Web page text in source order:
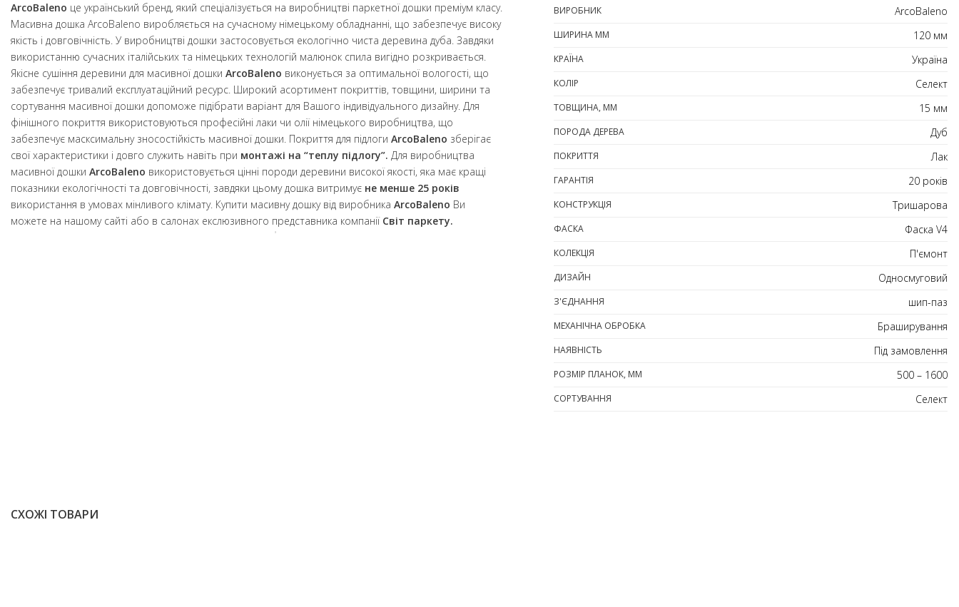
ArcoBaleno це український бренд, який спеціалізується на виробництві паркетної дошки преміум класу.
Масивна дошка ArcoBaleno виробляється на сучасному німецькому обладнанні, що забезпечує високу
якість і довговічність. У виробництві дошки застосовується екологічно чиста деревина дуба. Завдяки
використанню сучасних італійських та німецьких технологій малюнок спила вигідно розкривається.
Якісне сушіння деревини для масивної дошки ArcoBaleno виконується за оптимальної вологості, що
забезпечує тривалий експлуатаційний ресурс. Широкий асортимент покриттів, товщини, ширини та
сортування масивної дошки допоможе підібрати варіант для Вашого індивідуального дизайну. Для
фінішного покриття використовуються професійні лаки чи олії німецького виробництва, що
забезпечує масксимальну зносостійкість масивної дошки. Покриття для підлоги ArcoBaleno зберігає
свої характеристики і довго служить навіть при монтажі на “теплу підлогу”. Для виробництва
масивної дошки ArcoBaleno використовується цінні породи деревини високої якості, яка має кращі
показники екологічності та довговічності, завдяки цьому дошка витримує не менше 25 років
використання в умовах мінливого клімату. Купити масивну дошку від виробника ArcoBaleno Ви
можете на нашому сайті або в салонах екслюзивного представника компанії Світ паркету.
ВИРОБНИК ArcoBaleno
ШИРИНА ММ 120 мм
КРАЇНА Україна
КОЛІР Селект
ТОВЩИНА, ММ 15 мм
ПОРОДА ДЕРЕВА Дуб
ПОКРИТТЯ Лак
ГАРАНТІЯ 20 років
КОНСТРУКЦІЯ Тришарова
ФАСКА Фаска V4
КОЛЕКЦІЯ П'ємонт
ДИЗАЙН Односмуговий
З'ЄДНАННЯ шип-паз
МЕХАНІЧНА ОБРОБКА Браширування
НАЯВНІСТЬ Під замовлення
РОЗМІР ПЛАНОК, ММ 500 – 1600
СОРТУВАННЯ Селект
СХОЖІ ТОВАРИ